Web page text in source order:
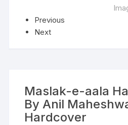
Previous
Next
Maslak-e-aala
By Anil
Hardcover